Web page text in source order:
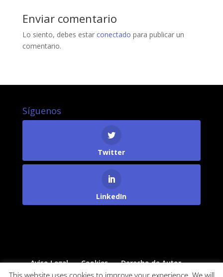
Enviar comentario
Lo siento, debes estar conectado para publicar un
comentario.
Síguenos
Twitter
LinkedIn
Aviso Legal Cookies
Derecho de Autor
Protección de Datos
This website uses cookies to improve your experience. We will